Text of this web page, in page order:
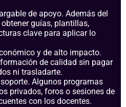
de apoyo. Además del
guías, plantillas,
clave para aplicar lo
y de alto impacto.
de calidad sin pagar
ni trasladarte.
Algunos programas
privados, foros o sesiones de
con los docentes.